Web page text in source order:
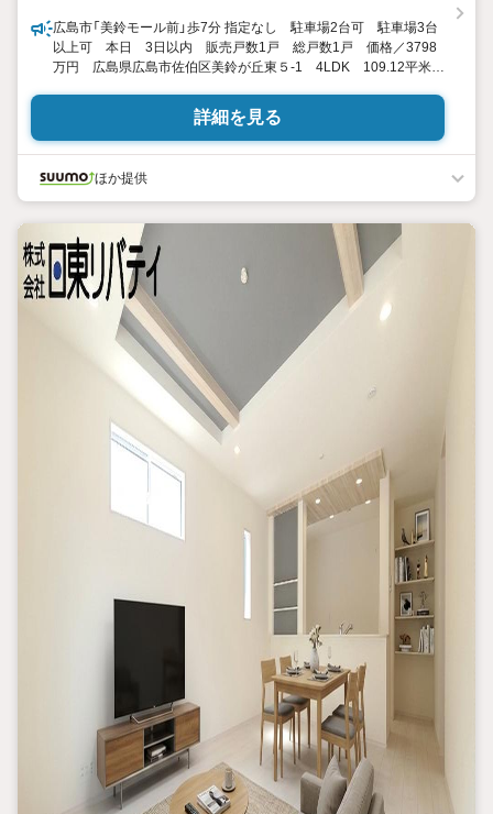
広島市「美鈴モール前」歩7分 指定なし 駐車場2台可 駐車場3台
以上可 本日 3日以内 販売戸数1戸 総戸数1戸 価格／3798
万円 広島県広島市佐伯区美鈴が丘東５-1 4LDK 109.12平米
詳細を見る
ほか提供